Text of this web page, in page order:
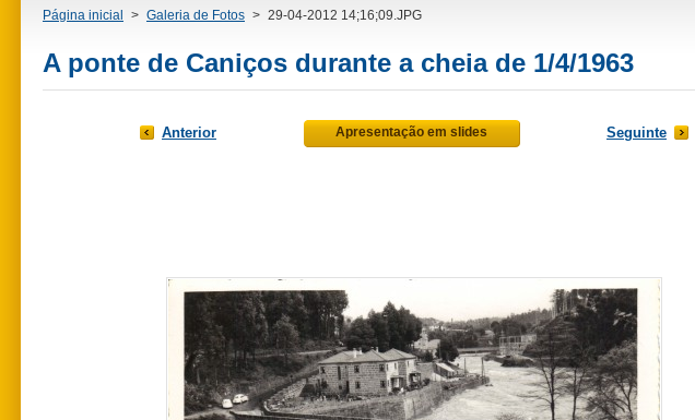
Página inicial > Galeria de Fotos > 29-04-2012 14;16;09.JPG
A ponte de Caniços durante a cheia de 1/4/1963
Anterior Apresentação em slides Seguinte